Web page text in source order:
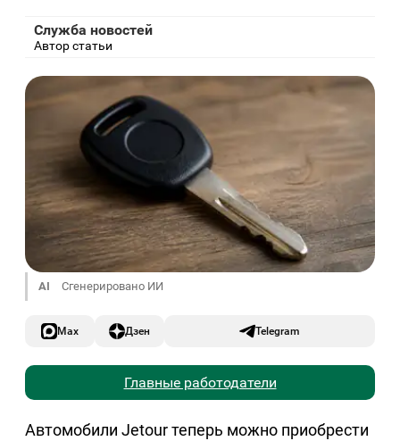
Служба новостей
Автор статьи
AI Сгенерировано ИИ
Max Дзен Telegram
Главные работодатели
Автомобили Jetour теперь можно приобрести